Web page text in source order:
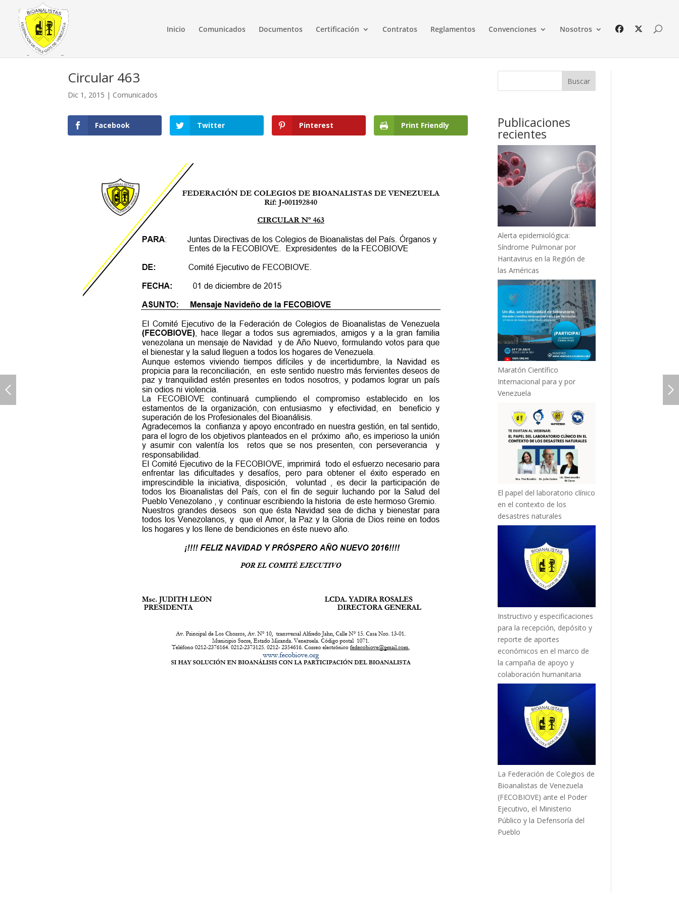
Inicio Comunicados Documentos Certificación Contratos Reglamentos Convenciones Nosotros
Circular 463
Dic 1, 2015 | Comunicados
Facebook Twitter Pinterest Print Friendly
Buscar
Publicaciones
recientes
Alerta epidemiológica:
Síndrome Pulmonar por
Hantavirus en la Región de
las Américas
Maratón Científico
Internacional para y por
Venezuela
El papel del laboratorio clínico
en el contexto de los
desastres naturales
Instructivo y especificaciones
para la recepción, depósito y
reporte de aportes
económicos en el marco de
la campaña de apoyo y
colaboración humanitaria
La Federación de Colegios de
Bioanalistas de Venezuela
(FECOBIOVE) ante el Poder
Ejecutivo, el Ministerio
Público y la Defensoría del
Pueblo